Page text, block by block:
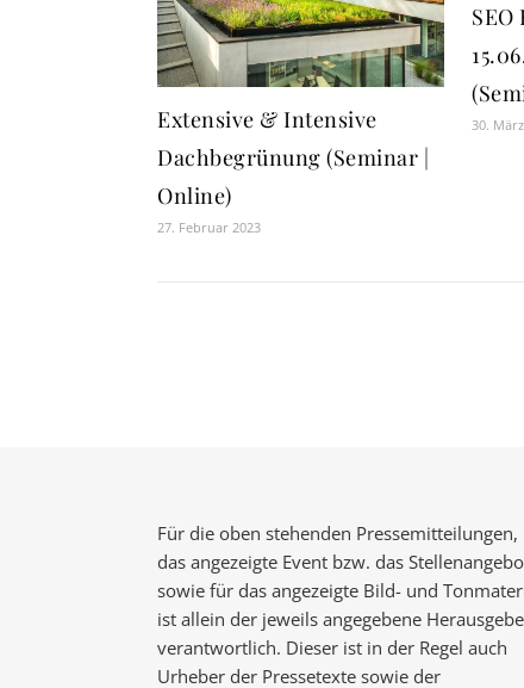
Extensive & Intensive
Dachbegrünung (Seminar |
Online)
27. Februar 2023
SEO
30.
Für die oben stehenden Pressemitteilungen,
das angezeigte Event bzw. das
sowie für das angezeigte Bild- und
ist allein der jeweils angegebene
verantwortlich. Dieser ist in der Regel auch
Urheber der Pressetexte sowie der